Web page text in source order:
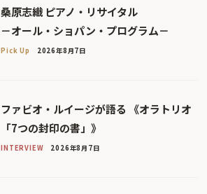
桑原志織 ピアノ・リサイタル
－オール・ショパン・プログラム－
Pick Up 2026年8月7日
ファビオ・ルイージが語る 《オラトリオ
「7つの封印の書」》
INTERVIEW 2026年8月7日